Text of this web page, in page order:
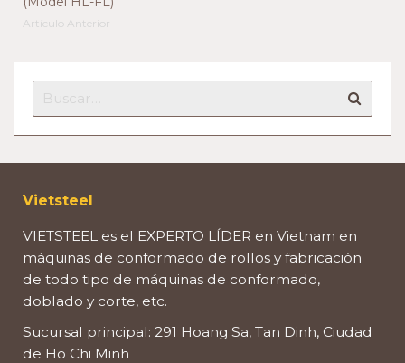
Artículo Anterior
Vietsteel
VIETSTEEL es el EXPERTO LÍDER en Vietnam en
máquinas de conformado de rollos y fabricación
de todo tipo de máquinas de conformado,
doblado y corte, etc.
Sucursal principal: 291 Hoang Sa, Tan Dinh, Ciudad
de Ho Chi Minh